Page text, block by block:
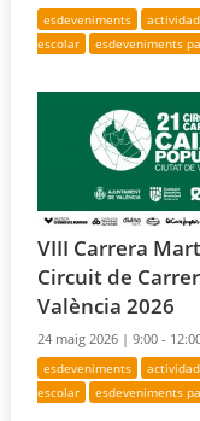
esdeveniments
escolar
esdeveniments
VIII Carrera
Circuit de
València 2026
24 maig 2026 |9:00 -
esdeveniments
escolar
esdeveniments